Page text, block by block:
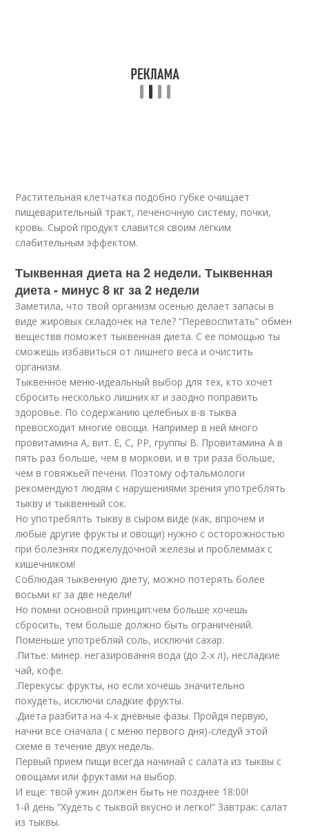
Растительная клетчатка подобно губке очищает
пищеварительный тракт, печеночную систему, почки,
кровь. Сырой продукт славится своим лёгким
слабительным эффектом.
Тыквенная диета на 2 недели. Тыквенная
диета - минус 8 кг за 2 недели
Заметила, что твой организм осенью делает запасы в
виде жировых складочек на теле? “Перевоспитать“ обмен
веществв поможет тыквенная диета. С ее помощью ты
сможешь избавиться от лишнего веса и очистить
организм.
Тыквенное меню-идеальный выбор для тех, кто хочет
сбросить несколько лишних кг и заодно поправить
здоровье. По содержанию целебных в-в тыква
превосходит многие овощи. Например в ней много
провитамина А, вит. Е, С, РР, группы В. Провитамина А в
пять раз больше, чем в моркови, и в три раза больше,
чем в говяжьей печени. Поэтому офтальмологи
рекомендуют людям с нарушениями зрения употреблять
тыкву и тыквенный сок.
Но употребялть тыкву в сыром виде (как, впрочем и
любые другие фрукты и овощи) нужно с осторожностью
при болезнях поджелудочной железы и проблеммах с
кишечником!
Соблюдая тыквенную диету, можно потерять более
восьми кг за две недели!
Но помни основной принцип:чем больше хочешь
сбросить, тем больше должно быть ограничений.
Поменьше употребляй соль, исключи сахар.
.Питье: минер. негазировання вода (до 2-х л), несладкие
чай, кофе.
.Перекусы: фрукты, но если хочешь значительно
похудеть, исключи сладкие фрукты.
.Диета разбита на 4-х дневные фазы. Пройдя первую,
начни все сначала ( с меню первого дня)-следуй этой
схеме в течение двух недель.
Первый прием пищи всегда начинай с салата из тыквы с
овощами или фруктами на выбор.
И еще: твой ужин должен быть не позднее 18:00!
1-й день “Худеть с тыквой вкусно и легко!“ Завтрак: салат
из тыквы.